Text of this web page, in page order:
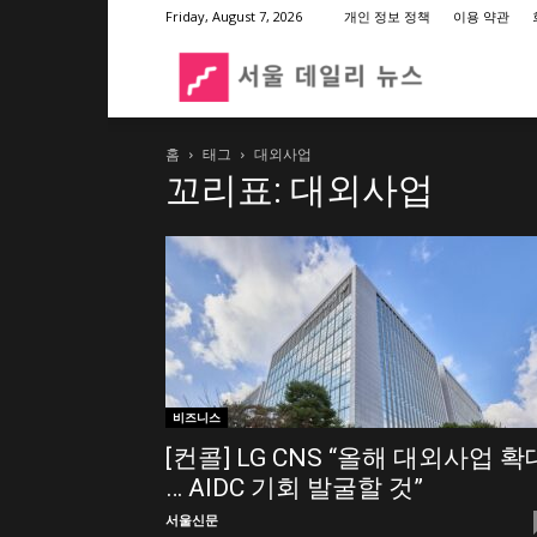
Friday, August 7, 2026 개인 정보 정책 이용 약관
데
리
홈 태그 대외사업
꼬리표: 대외사업
비즈니스
[컨콜] LG CNS “올해 대외사업 확
… AIDC 기회 발굴할 것”
서울신문